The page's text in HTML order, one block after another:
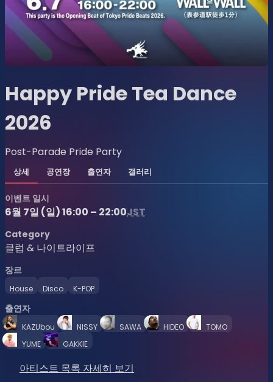
Happy Pride Tea Dance
2026
Post-Parade Pride Party
상세 공연장 출연자 갤러리
이벤트 일시
6월 7일 (일) 16:00 – 22:00JST
Category
클럽 & 나이트라이프
장르
House Disco K-POP
출연자
KAZUbou NISSY SAWA HIDEO
TOMO
YUME
GAKKIE
아티스트 목록 자세히 보기